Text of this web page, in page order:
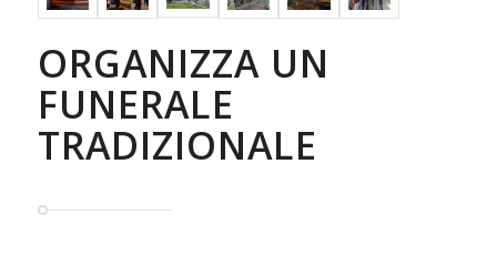
ORGANIZZA UN
FUNERALE
TRADIZIONALE